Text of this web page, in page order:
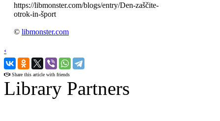
https://libmonster.com/blogs/entry/Den-zaščite-
otrok-in-šport
© libmonster.com
‹
›
Share this article with friends
Library Partners